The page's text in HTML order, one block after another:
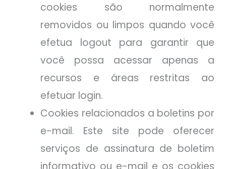
cookies são normalmente
removidos ou limpos quando você
efetua logout para garantir que
você possa acessar apenas a
recursos e áreas restritas ao
efetuar login.
Cookies relacionados a boletins por
e-mail. Este site pode oferecer
serviços de assinatura de boletim